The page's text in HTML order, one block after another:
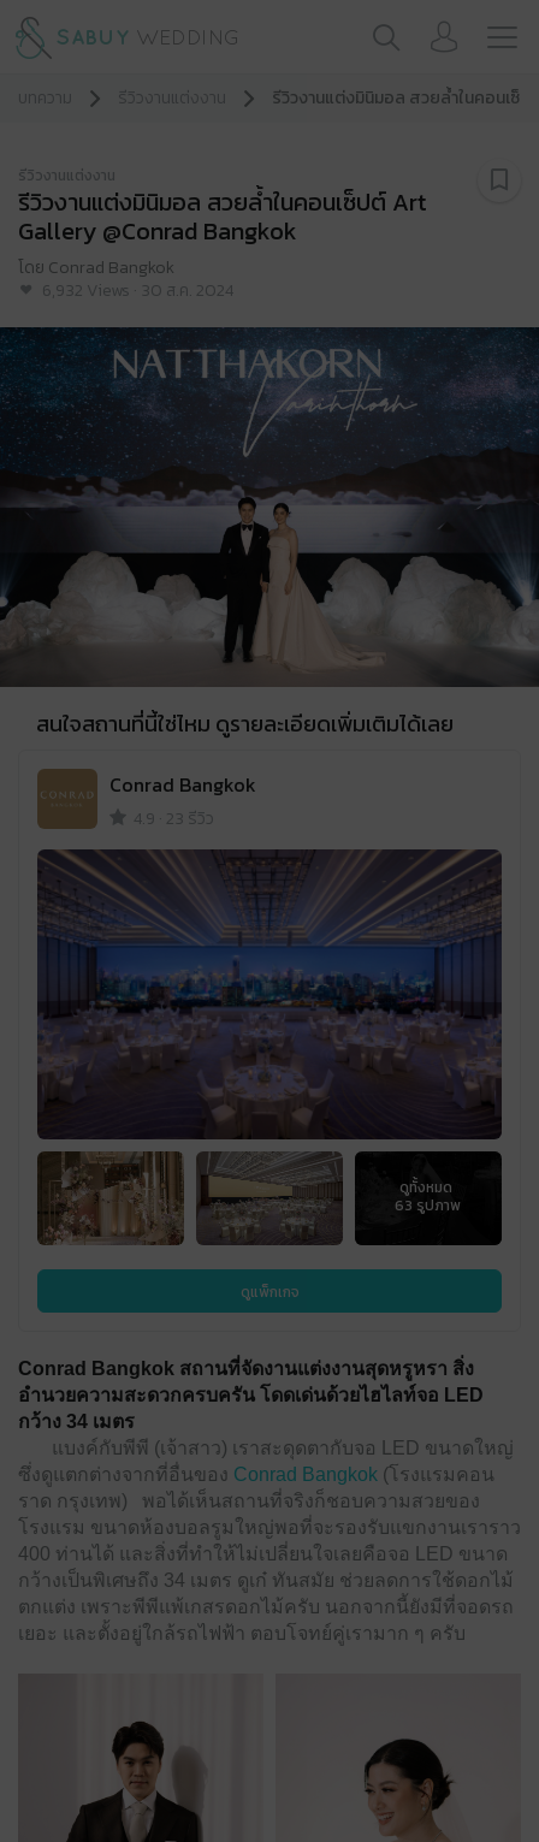
บทความ รีวิวงานแต่งงาน รีวิวงานแต่งมินิมอล สวยล้ำในคอนเซ็
รีวิวงานแต่งงาน
รีวิวงานแต่งมินิมอล สวยล้ำในคอนเซ็ปต์ Art
Gallery @Conrad Bangkok
โดย Conrad Bangkok
6,932 Views · 30 ส.ค. 2024
สนใจสถานที่นี้ใช่ไหม ดูรายละเอียดเพิ่มเติมได้เลย
Conrad Bangkok
4.9 · 23 รีวิว
ดูแพ็กเกจ
Conrad Bangkok สถานที่จัดงานแต่งงานสุดหรูหรา สิ่ง
อำนวยความสะดวกครบครัน โดดเด่นด้วยไฮไลท์จอ LED
กว้าง 34 เมตร
แบงค์กับพีพี (เจ้าสาว) เราสะดุดตากับจอ LED ขนาดใหญ่
ซึ่งดูแตกต่างจากที่อื่นของ Conrad Bangkok (โรงแรมคอน
ราด กรุงเทพ) พอได้เห็นสถานที่จริงก็ชอบความสวยของ
โรงแรม ขนาดห้องบอลรูมใหญ่พอที่จะรองรับแขกงานเราราว
400 ท่านได้ และสิ่งที่ทำให้ไม่เปลี่ยนใจเลยคือจอ LED ขนาด
กว้างเป็นพิเศษถึง 34 เมตร ดูเก๋ ทันสมัย ช่วยลดการใช้ดอกไม้
ตกแต่ง เพราะพีพีแพ้เกสรดอกไม้ครับ นอกจากนี้ยังมีที่จอดรถ
เยอะ และตั้งอยู่ใกล้รถไฟฟ้า ตอบโจทย์คู่เรามาก ๆ ครับ